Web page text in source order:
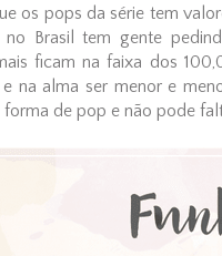
os pops da série tem
no Brasil tem gente
ficam na faixa dos
na alma ser menor e
forma de pop e não pode